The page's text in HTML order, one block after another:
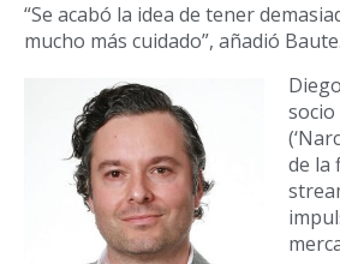
“Se acabó la idea de tener
mucho más cuidado”, añadió Baute.
de la